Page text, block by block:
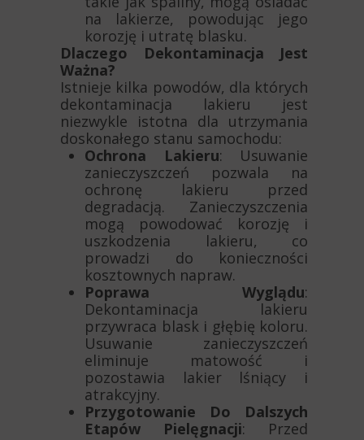
na lakierze, powodując jego
korozję i utratę blasku.
Dlaczego Dekontaminacja Jest
Ważna?
Istnieje kilka powodów, dla których
dekontaminacja lakieru jest
niezwykle istotna dla utrzymania
doskonałego stanu samochodu:
Ochrona Lakieru: Usuwanie
zanieczyszczeń pozwala na
ochronę lakieru przed
degradacją. Zanieczyszczenia
mogą powodować korozję i
uszkodzenia lakieru, co
prowadzi do konieczności
kosztownych napraw.
Poprawa Wyglądu:
Dekontaminacja lakieru
przywraca blask i głębię koloru.
Usuwanie zanieczyszczeń
eliminuje matowość i
pozostawia lakier lśniący i
atrakcyjny.
Przygotowanie Do Dalszych
Etapów Pielęgnacji: Przed